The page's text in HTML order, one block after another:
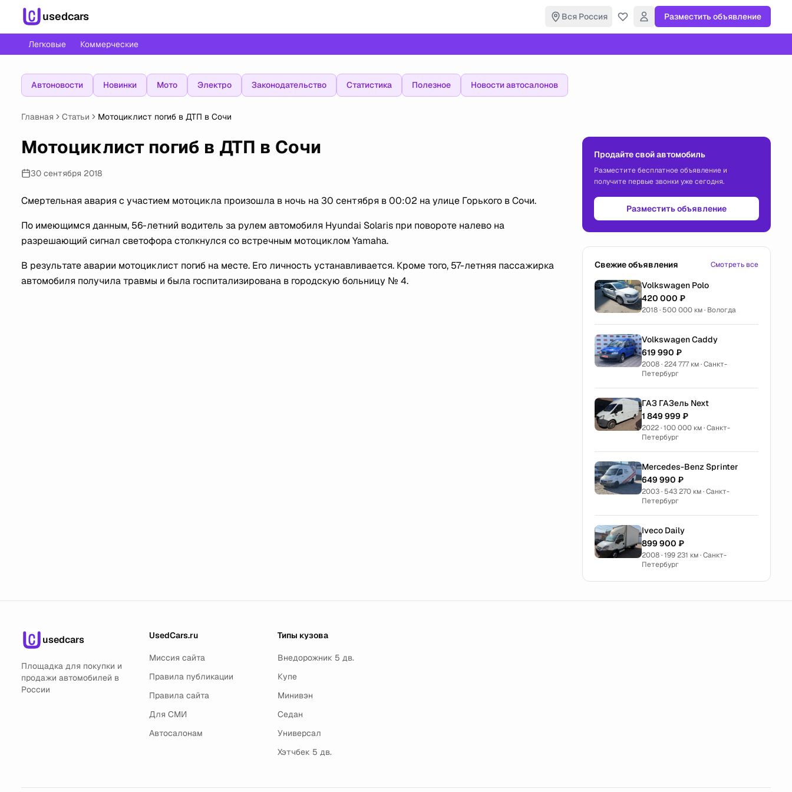
usedcars Вся Россия Разместить объявление
Легковые Коммерческие
Автоновости Новинки Мото Электро Законодательство Статистика Полезное Новости автосалонов
Главная Статьи Мотоциклист погиб в ДТП в Сочи
Мотоциклист погиб в ДТП в Сочи
30 сентября 2018
Смертельная авария с участием мотоцикла произошла в ночь на 30 сентября в 00:02 на улице Горького в Сочи.
По имеющимся данным, 56-летний водитель за рулем автомобиля Hyundai Solaris при повороте налево на
разрешающий сигнал светофора столкнулся со встречным мотоциклом Yamaha.
В результате аварии мотоциклист погиб на месте. Его личность устанавливается. Кроме того, 57-летняя пассажирка
автомобиля получила травмы и была госпитализирована в городскую больницу № 4.
Продайте свой автомобиль
Разместите бесплатное объявление и
получите первые звонки уже сегодня.
Разместить объявление
Свежие объявления Смотреть все
Volkswagen Polo
420 000 ₽
2018 · 500 000 км · Вологда
Volkswagen Caddy
619 990 ₽
2008 · 224 777 км · Санкт-
Петербург
ГАЗ ГАЗель Next
1 849 999 ₽
2022 · 100 000 км · Санкт-
Петербург
Mercedes-Benz Sprinter
649 990 ₽
2003 · 543 270 км · Санкт-
Петербург
Iveco Daily
899 900 ₽
2008 · 199 231 км · Санкт-
Петербург
usedcars
Площадка для покупки и
продажи автомобилей в
России
UsedCars.ru
Миссия сайта
Правила публикации
Правила сайта
Для СМИ
Автосалонам
Типы кузова
Внедорожник 5 дв.
Купе
Минивэн
Седан
Универсал
Хэтчбек 5 дв.